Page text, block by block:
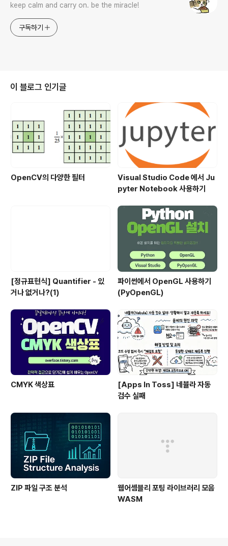
keep calm and carry on. be the miracle!
구독하기
이 블로그 인기글
OpenCV의 다양한 필터
Visual Studio Code 에서 Ju
pyter Notebook 사용하기
[정규표현식] Quantifier - 있
거나 없거나?(1)
파이썬에서 OpenGL 사용하기
(PyOpenGL)
CMYK 색상표
[Apps In Toss] 네뷸라 자동
검수 실패
ZIP 파일 구조 분석
웹어셈블리 포팅 라이브러리 모음
WASM